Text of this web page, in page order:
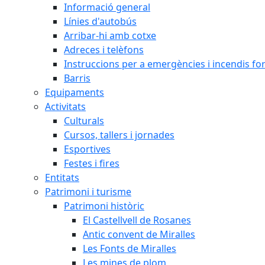
Informació general
Línies d'autobús
Arribar-hi amb cotxe
Adreces i telèfons
Instruccions per a emergències i incendis
Barris
Equipaments
Activitats
Culturals
Cursos, tallers i jornades
Esportives
Festes i fires
Entitats
Patrimoni i turisme
Patrimoni històric
El Castellvell de Rosanes
Antic convent de Miralles
Les Fonts de Miralles